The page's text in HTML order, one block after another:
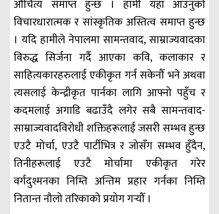
औचित्य समाप्त हुन्छ । हामी यहाँ आउनुको
विचारधारात्मक र सांस्कृतिक अस्तित्व समाप्त हुन्छ
। यदि हामीले नेपालमा सामन्तवाद, साम्राज्यवादका
विरुद्ध सिर्जना गर्दै आएका कवि, कलाकार र
साहित्यकारहरुलाई एकीकृत गर्न सकेनौँ भने अथवा
त्यसलाई केन्द्रीकृत पार्नका लागि आफ्नो पहुँच र
कदमलाई अगाडि बढाउँदै लगेर सबै सामन्तवाद-
साम्राज्यवादविरोधी शक्तिहरूलाई जसरी सम्भव हुन्छ
एउटै मोर्चा, एउटै पार्टीभित्र र जोसँग सम्भव हुँदैन,
तिनीहरूलाई एउटै मोर्चामा एकीकृत गरेर
वर्गदुश्मनका निम्ति अन्तिम प्रहार गर्नका निम्ति
नितान्त नौलो तरिकाको प्रयोग गर्‍यौँ ।